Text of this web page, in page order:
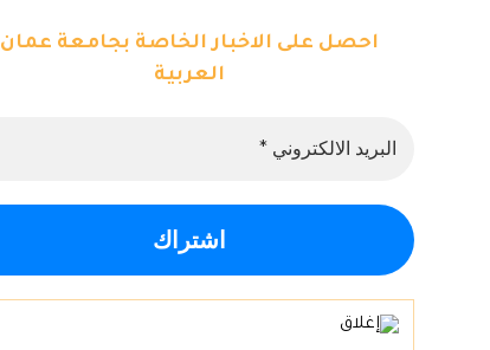
احصل على الاخبار الخاصة بجامعة عمان
العربية